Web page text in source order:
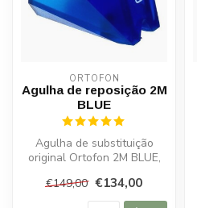
ORTOFON
Agulha de reposição 2M
BLUE
Agulha de substituição
original Ortofon 2M BLUE,
compatível c...
€149,00 €134,00